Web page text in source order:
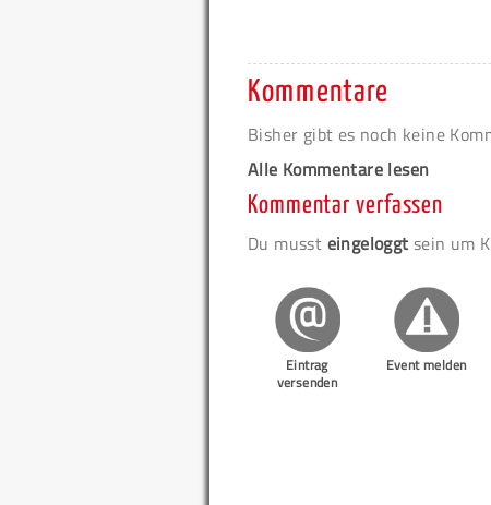
Kommentare
Bisher gibt es noch keine
Alle Kommentare lesen
Kommentar verfassen
Du musst eingeloggt sein um
Eintrag
versenden
Event melden